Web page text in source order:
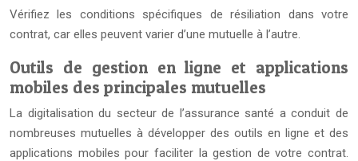
Vérifiez les conditions spécifiques de résiliation dans votre
contrat, car elles peuvent varier d’une mutuelle à l’autre.
Outils de gestion en ligne et applications
mobiles des principales mutuelles
La digitalisation du secteur de l’assurance santé a conduit de
nombreuses mutuelles à développer des outils en ligne et des
applications mobiles pour faciliter la gestion de votre contrat.